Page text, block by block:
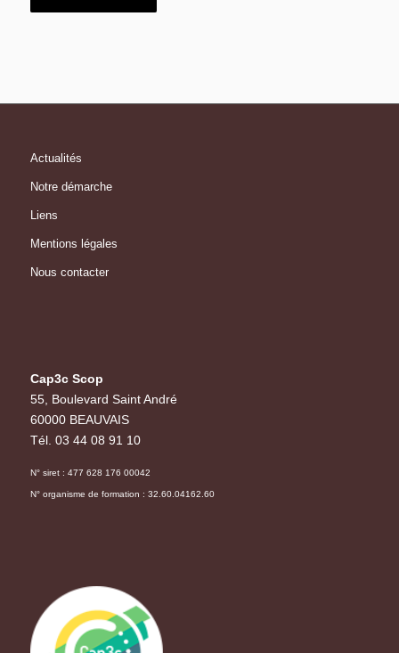
Actualités
Notre démarche
Liens
Mentions légales
Nous contacter
Cap3c Scop
55, Boulevard Saint André
60000 BEAUVAIS
Tél. 03 44 08 91 10
N° siret : 477 628 176 00042
N° organisme de formation : 32.60.04162.60